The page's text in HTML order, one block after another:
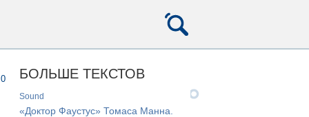
0 БОЛЬШЕ ТЕКСТОВ
sound
«Доктор Фаустус» Томаса Манна.